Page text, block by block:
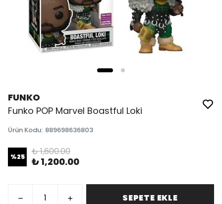
FUNKO
Funko POP Marvel Boastful Loki
Ürün Kodu: 889698636803
%25 ₺ 1,600.00
₺ 1,200.00
SEPETE EKLE